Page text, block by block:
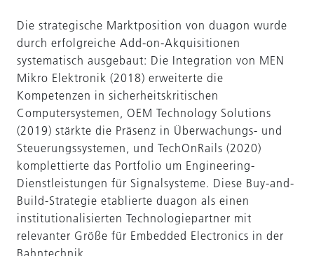
Die strategische Marktposition von duagon wurde
durch erfolgreiche Add-on-Akquisitionen
systematisch ausgebaut: Die Integration von MEN
Mikro Elektronik (2018) erweiterte die
Kompetenzen in sicherheitskritischen
Computersystemen, OEM Technology Solutions
(2019) stärkte die Präsenz in Überwachungs- und
Steuerungssystemen, und TechOnRails (2020)
komplettierte das Portfolio um Engineering-
Dienstleistungen für Signalsysteme. Diese Buy-and-
Build-Strategie etablierte duagon als einen
institutionalisierten Technologiepartner mit
relevanter Größe für Embedded Electronics in der